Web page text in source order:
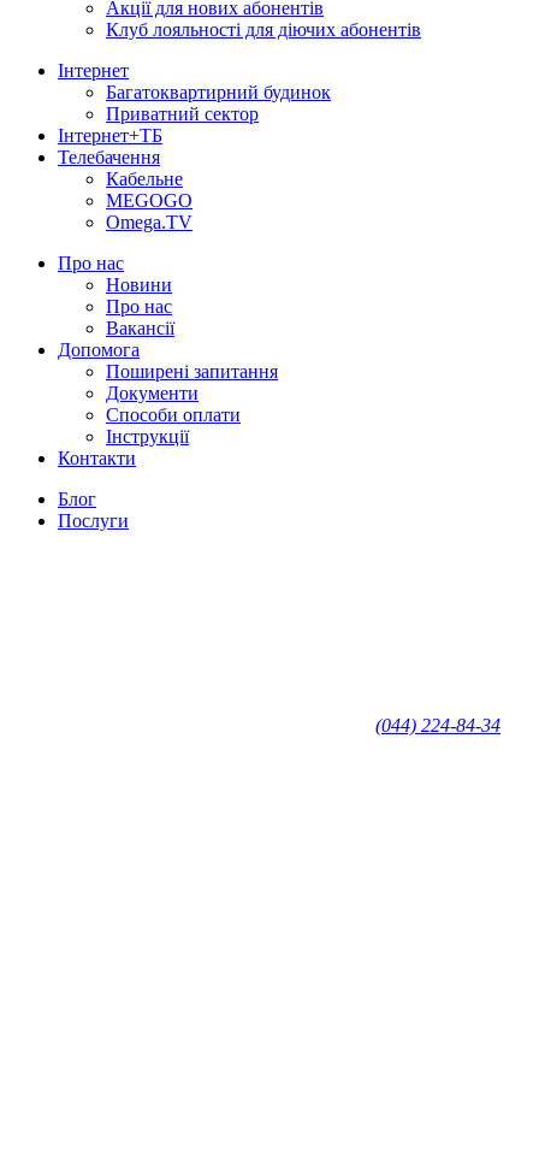
Акції для нових абонентів
Клуб лояльності для діючих абонентів
Інтернет
Багатоквартирний будинок
Приватний сектор
Інтернет+ТБ
Телебачення
Кабельне
MEGOGO
Omega.TV
Про нас
Новини
Про нас
Вакансії
Допомога
Поширені запитання
Документи
Способи оплати
Інструкції
Контакти
Блог
Послуги
(044) 224-84-34